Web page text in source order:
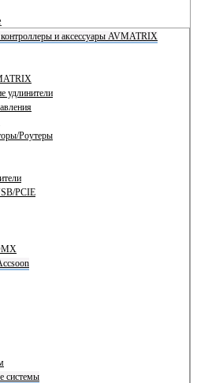
и аксессуары AVMATRIX
удлинители
Роутеры
PCIE
системы